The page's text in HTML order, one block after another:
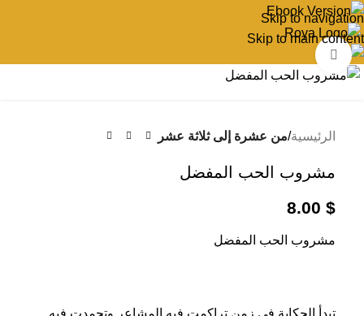
Skip to navigation
Skip to main content
اضغط للتكبير
الرئيسية من عشرة إلى ثلاثة عشر
مشروب الحب المفضل
8.00 $
مشروب الحب المفضل
تبدأ الحكاية في زمن تراكمت فيه المشاعر وتجمدت فيه